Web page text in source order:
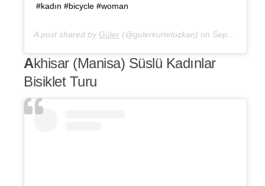
#kadın #bicycle #woman
A post shared by Güler (@gulerkurtelozkan) on Sep 23, 2019 at 12:09am PDT
Akhisar (Manisa) Süslü Kadınlar
Bisiklet Turu